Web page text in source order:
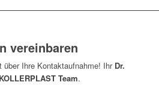
vereinbaren
über Ihre Kontaktaufnahme! Ihr Dr.
KOLLERPLAST Team.